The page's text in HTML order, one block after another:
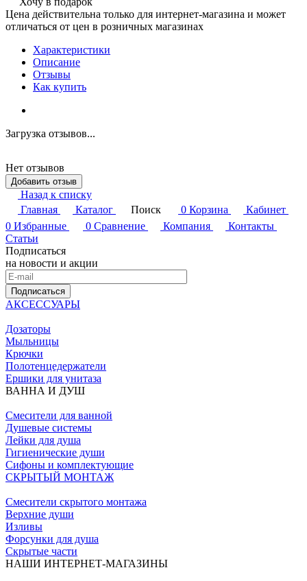
Цена действительна только для интернет-магазина и может
отличаться от цен в розничных магазинах
Характеристики
Описание
Отзывы
Как купить
Загрузка отзывов...
Нет отзывов
Добавить отзыв
Назад к списку
Главная
Каталог Поиск 0 Корзина
Кабинет
0 Избранные 0 Сравнение Компания
Контакты
Статьи
Подписаться
на новости и акции
Подписаться
АКСЕССУАРЫ
Дозаторы
Мыльницы
Крючки
Полотенцедержатели
Ершики для унитаза
ВАННА И ДУШ
Смесители для ванной
Душевые системы
Лейки для душа
Гигиенические души
Сифоны и комплектующие
СКРЫТЫЙ МОНТАЖ
Смесители скрытого монтажа
Верхние души
Изливы
Форсунки для душа
Скрытые части
НАШИ ИНТЕРНЕТ-МАГАЗИНЫ